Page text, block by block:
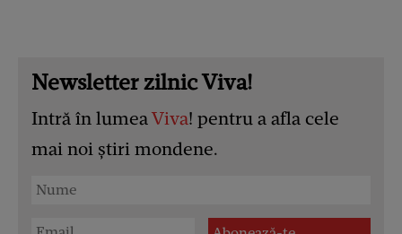
Newsletter zilnic Viva!
Intră în lumeaViva! pentru a afla cele
mai noi știri mondene.